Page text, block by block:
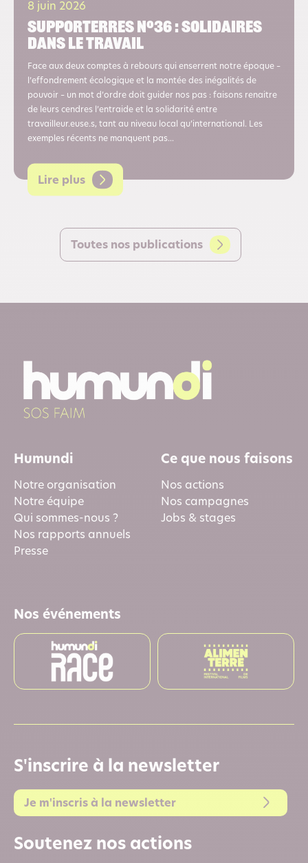
8 juin 2026
Supporterres n°36 : Solidaires
dans le travail
Face aux deux comptes à rebours qui enserrent notre époque –
l’effondrement écologique et la montée des inégalités de
pouvoir – un mot d’ordre doit guider nos pas : faisons renaitre
de leurs cendres l’entraide et la solidarité entre
travailleur.euse.s, tant au niveau local qu’international. Les
exemples récents ne manquent pas...
Lire plus
Toutes nos publications
Humundi
Notre organisation
Notre équipe
Qui sommes-nous ?
Nos rapports annuels
Presse
Ce que nous faisons
Nos actions
Nos campagnes
Jobs & stages
Nos événements
S'inscrire à la newsletter
Je m'inscris à la newsletter
Soutenez nos actions